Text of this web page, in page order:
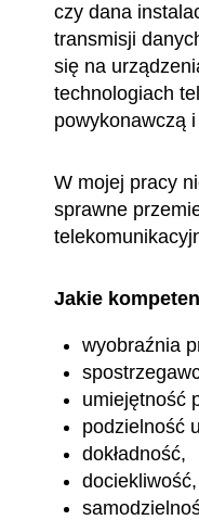
czy dana
transmisji
się na
technologiach
powykonawczą
W mojej pracy
sprawne
Jakie
wyobraźnia
umiejętność
podzielność
dokładność,
dociekliwość,